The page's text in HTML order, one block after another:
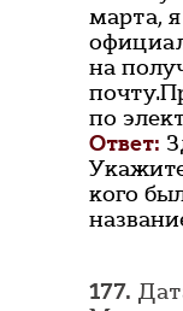
марта,
на
по
Ответ:
кого
177.